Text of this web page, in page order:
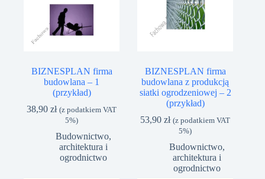
BIZNESPLAN firma
budowlana – 1
(przykład)
38,90zł (z podatkiem VAT
5%)
Budownictwo,
architektura i
ogrodnictwo
BIZNESPLAN firma
budowlana z produkcją
siatki ogrodzeniowej – 2
(przykład)
53,90zł (z podatkiem VAT
5%)
Budownictwo,
architektura i
ogrodnictwo